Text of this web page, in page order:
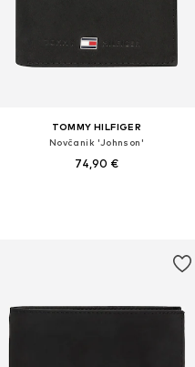
TOMMY HILFIGER
Novčanik 'Johnson'
74,90 €